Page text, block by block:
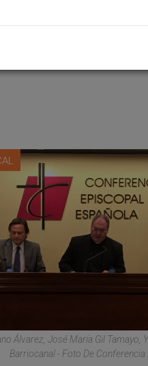
Álvarez, José María Gil Tamayo,
Barriocanal - Foto De